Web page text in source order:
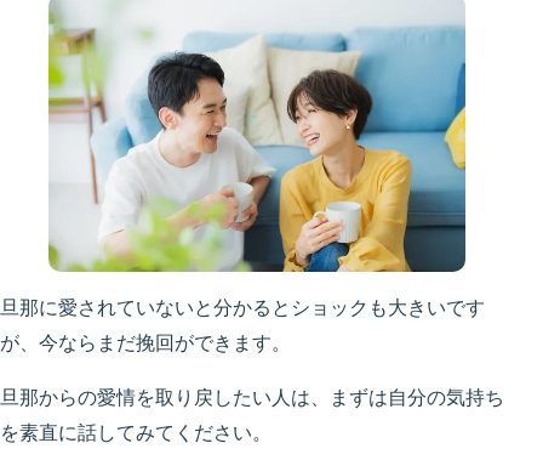
旦那に愛されていないと分かるとショックも大きいです
が、今ならまだ挽回ができます。
旦那からの愛情を取り戻したい人は、まずは自分の気持ち
を素直に話してみてください。